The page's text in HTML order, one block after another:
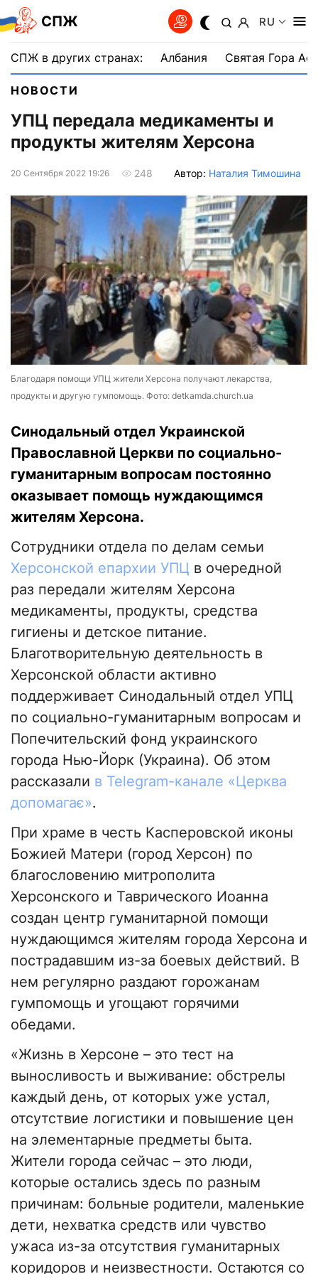
СПЖ RU
СПЖ в других странах: Албания Святая Гора
НОВОСТИ
УПЦ передала медикаменты и
продукты жителям Херсона
20 Сентября 2022 19:26 248 Автор: Наталия Тимошина
Благодаря помощи УПЦ жители Херсона получают лекарства,
продукты и другую гумпомощь. Фото: detkamda.church.ua
Синодальный отдел Украинской
Православной Церкви по социально-
гуманитарным вопросам постоянно
оказывает помощь нуждающимся
жителям Херсона.
Сотрудники отдела по делам семьи
Херсонской епархии УПЦ в очередной
раз передали жителям Херсона
медикаменты, продукты, средства
гигиены и детское питание.
Благотворительную деятельность в
Херсонской области активно
поддерживает Синодальный отдел УПЦ
по социально-гуманитарным вопросам и
Попечительский фонд украинского
города Нью-Йорк (Украина). Об этом
рассказали в Telegram-канале «Церква
допомагає».
При храме в честь Касперовской иконы
Божией Матери (город Херсон) по
благословению митрополита
Херсонского и Таврического Иоанна
создан центр гуманитарной помощи
нуждающимся жителям города Херсона и
пострадавшим из-за боевых действий. В
нем регулярно раздают горожанам
гумпомощь и угощают горячими
обедами.
«Жизнь в Херсоне – это тест на
выносливость и выживание: обстрелы
каждый день, от которых уже устал,
отсутствие логистики и повышение цен
на элементарные предметы быта.
Жители города сейчас – это люди,
которые остались здесь по разным
причинам: больные родители, маленькие
дети, нехватка средств или чувство
ужаса из-за отсутствия гуманитарных
коридоров и неизвестности. Остаются со